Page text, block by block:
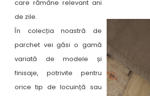
care rămâne relevant ani
de zile.
În colecția noastră de
parchet vei găsi o gamă
variată de modele și
finisaje, potrivite pentru
orice tip de locuință sau